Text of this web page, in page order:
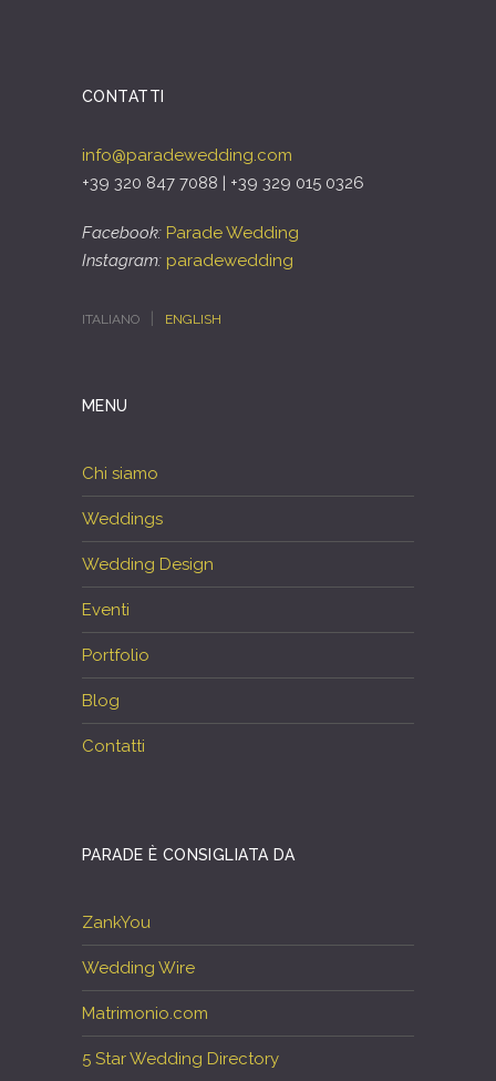
CONTATTI
info@paradewedding.com
+39 320 847 7088 | +39 329 015 0326
Facebook: Parade Wedding
Instagram: paradewedding
ITALIANO ENGLISH
MENU
Chi siamo
Weddings
Wedding Design
Eventi
Portfolio
Blog
Contatti
PARADE È CONSIGLIATA DA
ZankYou
Wedding Wire
Matrimonio.com
5 Star Wedding Directory